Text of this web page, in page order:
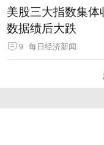
美股三大指数集
数据绩后大跌
9 每日经济新闻